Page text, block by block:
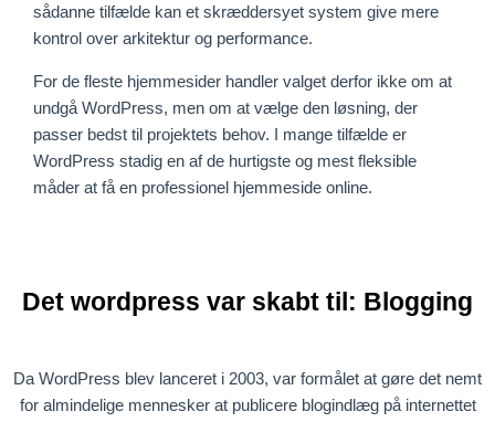
sådanne tilfælde kan et skræddersyet system give mere
kontrol over arkitektur og performance.
For de fleste hjemmesider handler valget derfor ikke om at
undgå WordPress, men om at vælge den løsning, der
passer bedst til projektets behov. I mange tilfælde er
WordPress stadig en af de hurtigste og mest fleksible
måder at få en professionel hjemmeside online.
Det wordpress var skabt til: Blogging
Da WordPress blev lanceret i 2003, var formålet at gøre det nemt
for almindelige mennesker at publicere blogindlæg på internettet